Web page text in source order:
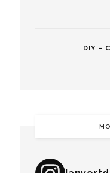
DIY –